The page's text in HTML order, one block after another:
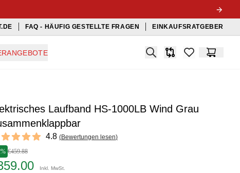
FAQ - HÄUFIG GESTELLTE FRAGEN EINKAUFSRATGEBER
Search
Produkt-items in
Laufband HS-1000LB Wind Grau
out of 5 stars 4.8 (Bewertungen lesen)
€459.88
Inkl. MwSt.